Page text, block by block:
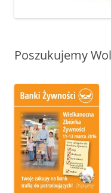
Poszukujemy